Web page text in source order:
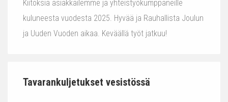
Kiitoksia asiakkailemme ja yhteistyökumppaneille
kuluneesta vuodesta 2025. Hyvää ja Rauhallista Joulun
ja Uuden Vuoden aikaa. Keväällä työt jatkuu!
Tavarankuljetukset vesistössä